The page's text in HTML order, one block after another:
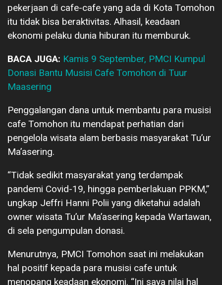
pekerjaan di cafe-cafe yang ada di Kota Tomohon
itu tidak bisa beraktivitas. Alhasil, keadaan
ekonomi pelaku dunia hiburan itu memburuk.
BACA JUGA: Kamis 9 September, PMCI Kumpul
Donasi Bantu Musisi Cafe Tomohon di Tuur
Maasering
Penggalangan dana untuk membantu para musisi
cafe Tomohon itu mendapat perhatian dari
pengelola wisata alam berbasis masyarakat Tu’ur
Ma’asering.
“Tidak sedikit masyarakat yang terdampak
pandemi Covid-19, hingga pemberlakuan PPKM,”
ungkap Jeffri Hanni Polii yang diketahui adalah
owner wisata Tu’ur Ma’asering kepada Wartawan,
di sela pengumpulan donasi.
Menurutnya, PMCI Tomohon saat ini melakukan
hal positif kepada para musisi cafe untuk
menopang keadaan ekonomi. “Ini saya nilai hal